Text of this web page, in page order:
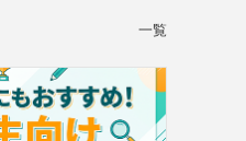
一覧